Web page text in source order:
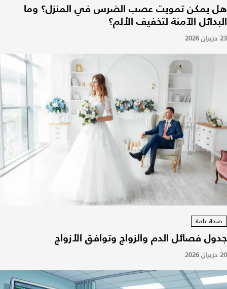
هل يمكن تمويت عصب الضرس في المنزل؟ وما
البدائل الآمنة لتخفيف الألم؟
23 حزيران 2026
صحة عامة
جدول فصائل الدم والزواج وتوافق الأزواج
20 حزيران 2026